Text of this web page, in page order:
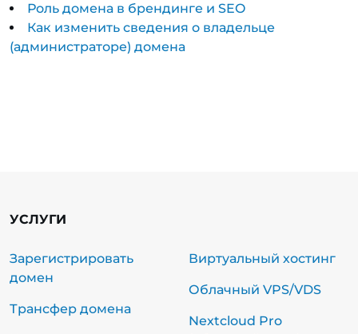
Роль домена в брендинге и SEO
Как изменить сведения о владельце
(администраторе) домена
УСЛУГИ
Зарегистрировать
домен
Трансфер домена
Виртуальный хостинг
Облачный VPS/VDS
Nextcloud Pro